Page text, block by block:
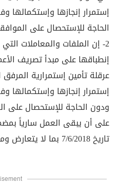
إستمرار إنجازها وإستكمالها
الحاجة للإستحصال على
2- إن الملفات والمعاملات
إنطباقها على مبدأ تصريف
عرقلة تأمين إستمرارية المرفق
إستمرار إنجازها وإستكمالها
ودون الحاجة للإستحصال على
تاريخ 7/6/2018 بما لا يتعارض ومضمون هذا التعميم.